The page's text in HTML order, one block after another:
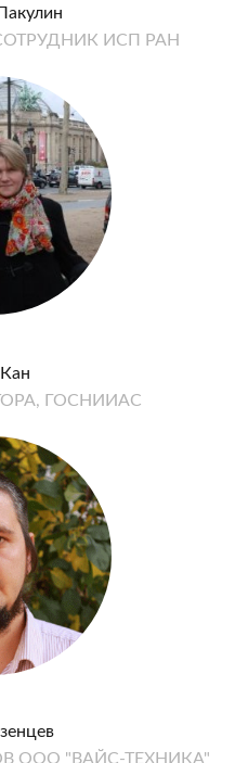
ИСП РАН
ГОСНИИАС
ООО "ВАЙС-ТЕХНИКА"